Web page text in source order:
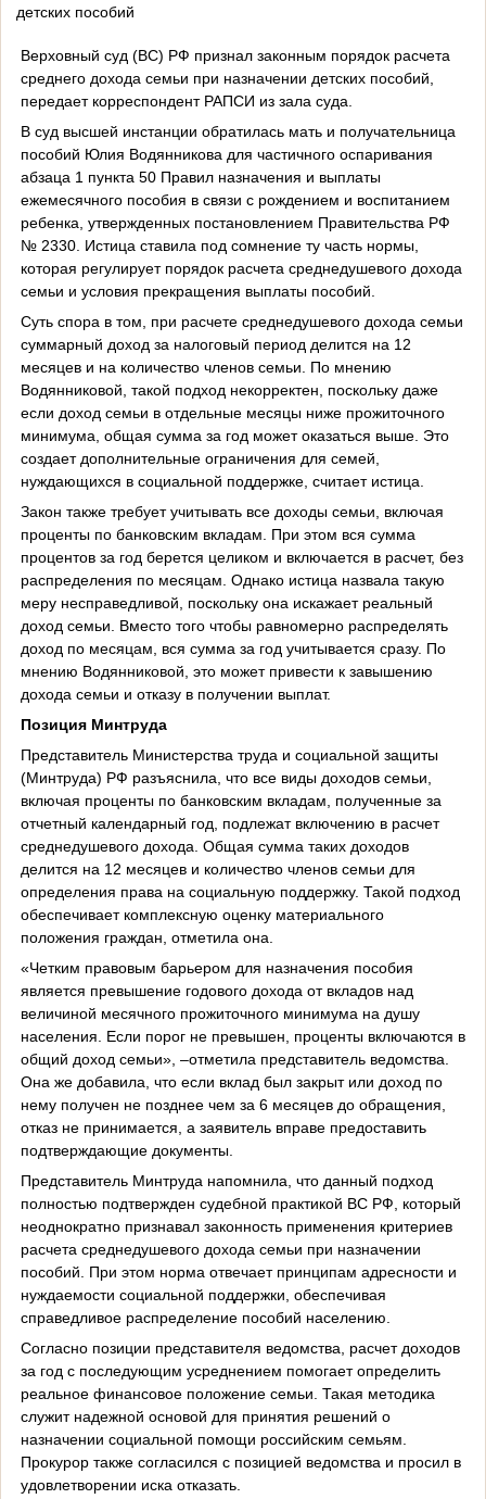
детских пособий
Верховный суд (ВС) РФ признал законным порядок расчета
среднего дохода семьи при назначении детских пособий,
передает корреспондент РАПСИ из зала суда.
В суд высшей инстанции обратилась мать и получательница
пособий Юлия Водянникова для частичного оспаривания
абзаца 1 пункта 50 Правил назначения и выплаты
ежемесячного пособия в связи с рождением и воспитанием
ребенка, утвержденных постановлением Правительства РФ
№ 2330. Истица ставила под сомнение ту часть нормы,
которая регулирует порядок расчета среднедушевого дохода
семьи и условия прекращения выплаты пособий.
Суть спора в том, при расчете среднедушевого дохода семьи
суммарный доход за налоговый период делится на 12
месяцев и на количество членов семьи. По мнению
Водянниковой, такой подход некорректен, поскольку даже
если доход семьи в отдельные месяцы ниже прожиточного
минимума, общая сумма за год может оказаться выше. Это
создает дополнительные ограничения для семей,
нуждающихся в социальной поддержке, считает истица.
Закон также требует учитывать все доходы семьи, включая
проценты по банковским вкладам. При этом вся сумма
процентов за год берется целиком и включается в расчет, без
распределения по месяцам. Однако истица назвала такую
меру несправедливой, поскольку она искажает реальный
доход семьи. Вместо того чтобы равномерно распределять
доход по месяцам, вся сумма за год учитывается сразу. По
мнению Водянниковой, это может привести к завышению
дохода семьи и отказу в получении выплат.
Позиция Минтруда
Представитель Министерства труда и социальной защиты
(Минтруда) РФ разъяснила, что все виды доходов семьи,
включая проценты по банковским вкладам, полученные за
отчетный календарный год, подлежат включению в расчет
среднедушевого дохода. Общая сумма таких доходов
делится на 12 месяцев и количество членов семьи для
определения права на социальную поддержку. Такой подход
обеспечивает комплексную оценку материального
положения граждан, отметила она.
«Четким правовым барьером для назначения пособия
является превышение годового дохода от вкладов над
величиной месячного прожиточного минимума на душу
населения. Если порог не превышен, проценты включаются в
общий доход семьи», –отметила представитель ведомства.
Она же добавила, что если вклад был закрыт или доход по
нему получен не позднее чем за 6 месяцев до обращения,
отказ не принимается, а заявитель вправе предоставить
подтверждающие документы.
Представитель Минтруда напомнила, что данный подход
полностью подтвержден судебной практикой ВС РФ, который
неоднократно признавал законность применения критериев
расчета среднедушевого дохода семьи при назначении
пособий. При этом норма отвечает принципам адресности и
нуждаемости социальной поддержки, обеспечивая
справедливое распределение пособий населению.
Согласно позиции представителя ведомства, расчет доходов
за год с последующим усреднением помогает определить
реальное финансовое положение семьи. Такая методика
служит надежной основой для принятия решений о
назначении социальной помощи российским семьям.
Прокурор также согласился с позицией ведомства и просил в
удовлетворении иска отказать.